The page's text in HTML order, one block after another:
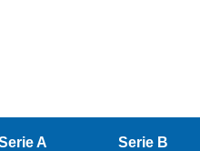
A Serie B